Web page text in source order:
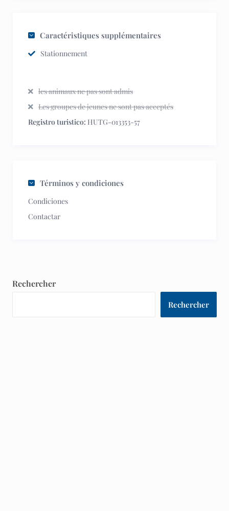
Caractéristiques supplémentaires
Stationnement
les animaux ne pas sont admis
Les groupes de jeunes ne sont pas acceptés
Registro turistico: HUTG-013353-57
Términos y condiciones
Condiciones
Contactar
Rechercher
Rechercher